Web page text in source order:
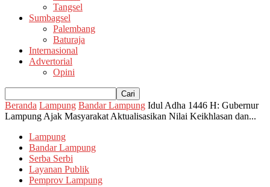
Tangsel
Sumbagsel
Palembang
Baturaja
Internasional
Advertorial
Opini
Beranda Lampung Bandar Lampung Idul Adha 1446 H: Gubernur
Lampung Ajak Masyarakat Aktualisasikan Nilai Keikhlasan dan...
Lampung
Bandar Lampung
Serba Serbi
Layanan Publik
Pemprov Lampung